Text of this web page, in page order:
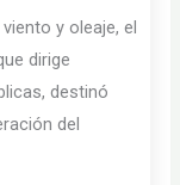
y oleaje, el
dirige
destinó
del